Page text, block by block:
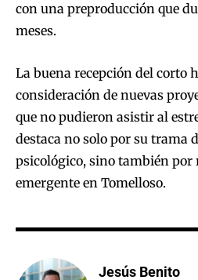
con una preproducción que
meses.
La buena recepción del corto
consideración de nuevas
que no pudieron asistir al
destaca no solo por su trama
psicológico, sino también por
emergente en Tomelloso.
Jesús Benito